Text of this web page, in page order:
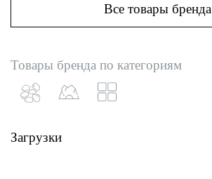
Все товары бренда
Товары бренда по категориям
Загрузки